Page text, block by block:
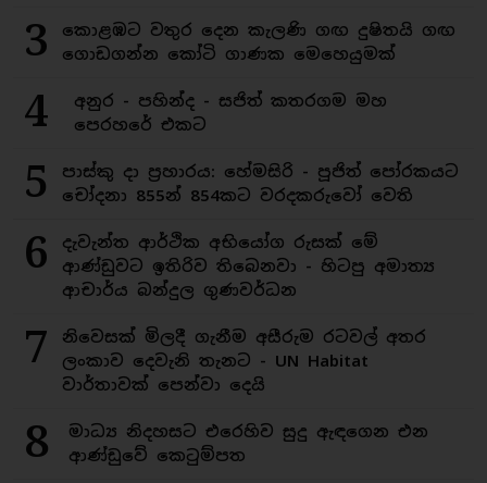
3
කොළඹට වතුර දෙන කැලණි ගඟ දුෂිතයි ගඟ
ගොඩගන්න කෝටි ගාණක මෙහෙයුමක්
4
අනුර - පහින්ද - සජිත් කතරගම මහ
පෙරහරේ එකට
5
පාස්කු දා ප්‍රහාරය: හේමසිරි - පූජිත් පෝරකයට
චෝදනා 855න් 854කට වරදකරුවෝ වෙති
6
දැවැන්ත ආර්ථික අභියෝග රුසක් මේ
ආණ්ඩුවට ඉතිරිව තිබෙනවා - හිටපු අමාත්‍ය
ආචාර්ය බන්දුල ගුණවර්ධන
7
නිවෙසක් මිලදී ගැනීම අසීරුම රටවල් අතර
ලංකාව දෙවැනි තැනට - UN Habitat
වාර්තාවක් පෙන්වා දෙයි
8
මාධ්‍ය නිදහසට එරෙහිව සුදු ඇඳගෙන එන
ආණ්ඩුවේ කෙටුම්පත